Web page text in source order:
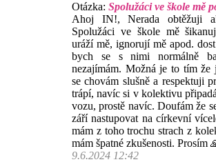
Otázka: Spolužáci ve škole mě
Ahoj IN!, Nerada obtěžuji
Spolužáci ve škole mě
uráží mě, ignorují mě apod.
bych se s nimi normálně
nezajímám. Možná je to tím že
se chovám slušně a respektuji
trápí, navíc si v kolektivu
vozu, prostě navíc. Doufám že
září nastupovat na církevní
mám z toho trochu strach z
mám špatné zkušenosti. Prosím
9.6.2024 12:42